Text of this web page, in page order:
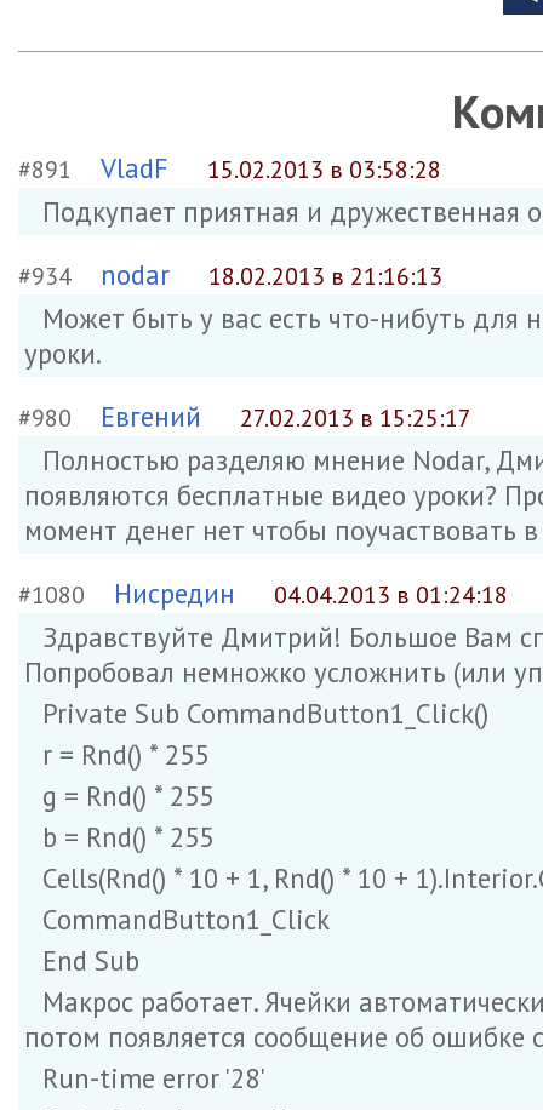
#891 VladF 15.02.2013 в 03:58:28
Подкупает приятная и дружественная
#934 nodar 18.02.2013 в 21:16:13
Может быть у вас есть что-нибуть для
уроки.
#980 Евгений 27.02.2013 в 15:25:17
Полностью разделяю мнение Nodar,
появляются бесплатные видео уроки?
момент денег нет чтобы поучаствовать
#1080 Нисредин 04.04.2013 в 01:24:18
Здравствуйте Дмитрий! Большое Вам
Попробовал немножко усложнить (или
Private Sub CommandButton1_Click()
r = Rnd() * 255
g = Rnd() * 255
b = Rnd() * 255
Cells(Rnd() * 10 + 1, Rnd() * 10 +
CommandButton1_Click
End Sub
Макрос работает. Ячейки
потом появляется сообщение об ошибке
Run-time error '28'